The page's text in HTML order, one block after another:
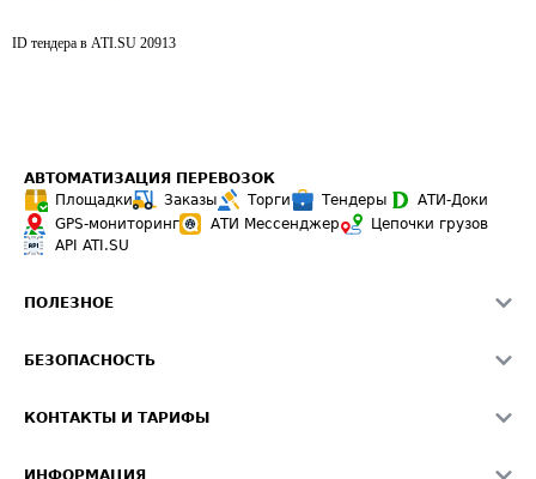
ID тендера в ATI.SU 20913
АВТОМАТИЗАЦИЯ ПЕРЕВОЗОК
Площадки
Заказы Торги Тендеры
АТИ-Доки
GPS-мониторинг
АТИ Мессенджер
Цепочки грузов
API ATI.SU
ПОЛЕЗНОЕ
Звезды ATI.SU на вашем сайте
Средние ставки
БЕЗОПАСНОСТЬ
Светофор+
КОНТАКТЫ И ТАРИФЫ
ИНФОРМАЦИЯ